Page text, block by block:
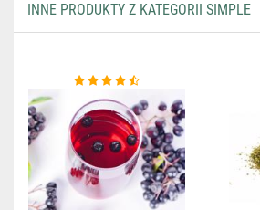
INNE PRODUKTY Z KATEGORII SIMPLE